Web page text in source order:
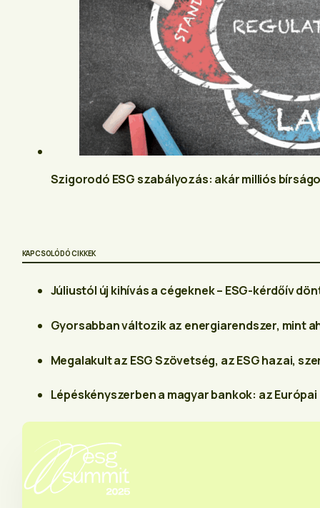
Szigorodó ESG szabályozás: akár milliós
KAPCSOLÓDÓ CIKKEK
Júliustól új kihívás a cégeknek – ESG-kérdőív
Gyorsabban változik az energiarendszer, mint
Megalakult az ESG Szövetség, az ESG hazai,
Lépéskényszerben a magyar bankok: az